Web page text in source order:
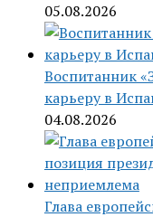
05.08.2026
Воспитанник
карьеру в
04.08.2026
Глава